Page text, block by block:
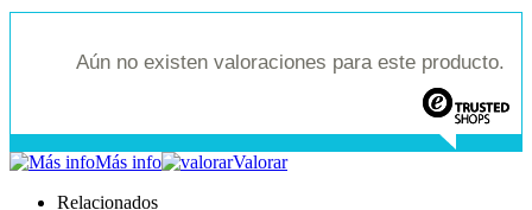
Aún no existen valoraciones para este producto.
Más info
Valorar
Relacionados